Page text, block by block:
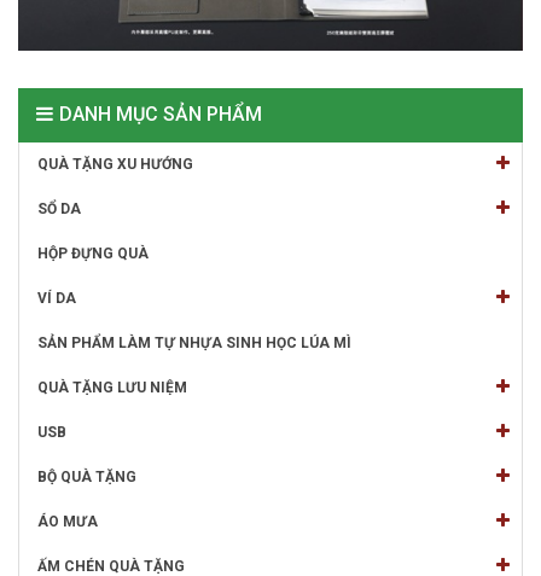
DANH MỤC SẢN PHẨM
QUÀ TẶNG XU HƯỚNG
SỔ DA
HỘP ĐỰNG QUÀ
VÍ DA
SẢN PHẨM LÀM TỰ NHỰA SINH HỌC LÚA MÌ
QUÀ TẶNG LƯU NIỆM
USB
BỘ QUÀ TẶNG
ÁO MƯA
ẤM CHÉN QUÀ TẶNG